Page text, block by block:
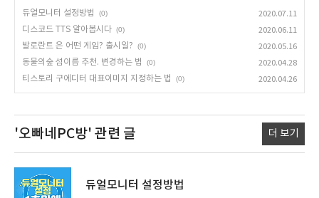
듀얼모니터 설정방법 (0)
2020.07.11
디스코드 TTS 알아봅시다 (0)
2020.06.11
발로란트 은 어떤 게임? 출시일?
(0)
2020.05.16
동물의숲 섬이름 추천. 변경하는 법
(0)
2020.04.28
티스토리 구에디터 대표이미지 지정하는 법
(0) 2020.04.26
'오빠네PC방' 관련 글 더 보기
듀얼모니터 설정방법